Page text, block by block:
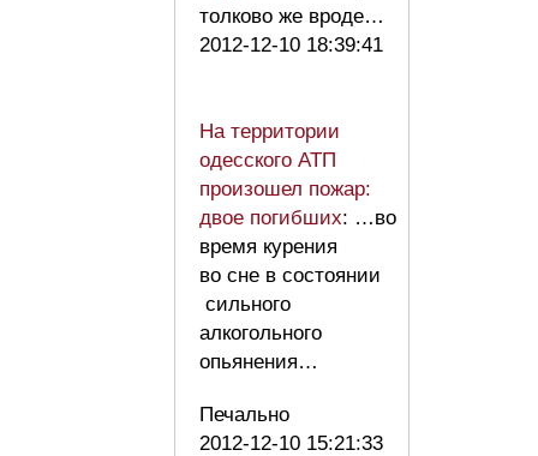
толково же вроде…
2012-12-10 18:39:41
На территории
одесского АТП
произошел пожар:
двое погибших: …во
время курения
во сне в состоянии
сильного
алкогольного
опьянения…
Печально
2012-12-10 15:21:33